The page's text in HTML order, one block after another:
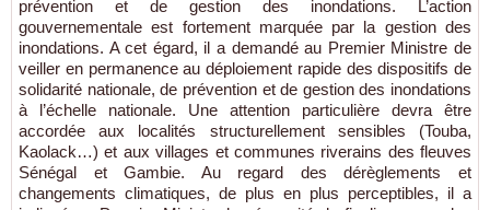
prévention et de gestion des inondations. L’action
gouvernementale est fortement marquée par la gestion des
inondations. A cet égard, il a demandé au Premier Ministre de
veiller en permanence au déploiement rapide des dispositifs de
solidarité nationale, de prévention et de gestion des inondations
à l’échelle nationale. Une attention particulière devra être
accordée aux localités structurellement sensibles (Touba,
Kaolack…) et aux villages et communes riverains des fleuves
Sénégal et Gambie. Au regard des dérèglements et
changements climatiques, de plus en plus perceptibles, il a